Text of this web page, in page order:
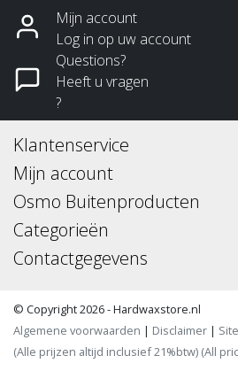
Mijn account
Log in op uw account
Questions?
Heeft u vragen
?
Klantenservice
Mijn account
Osmo Buitenproducten
Categorieën
Contactgegevens
© Copyright 2026 - Hardwaxstore.nl
Algemene voorwaarden | Disclaimer |
(Alle prijzen altijd inclusief 21%btw) (All